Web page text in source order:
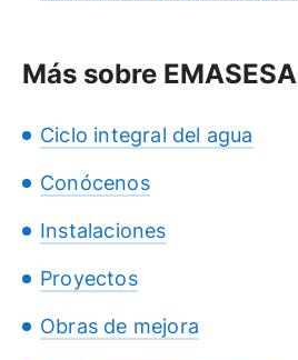
Más sobre EMASESA
Ciclo integral del agua
Conócenos
Instalaciones
Proyectos
Obras de mejora